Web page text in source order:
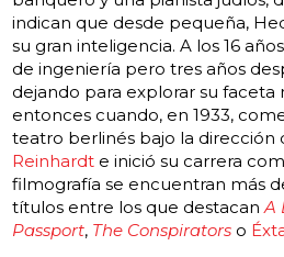
indican que desde pequeña,
su gran inteligencia. A los 16
de ingeniería pero tres años
dejando para explorar su faceta
entonces cuando, en 1933,
teatro berlinés bajo la dirección
Reinhardt e inició su carrera
filmografía se encuentran más
títulos entre los que destacanA
Passport, The Conspirators o